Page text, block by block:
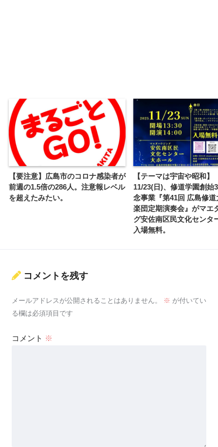
【要注意】広島市のコロナ感染者が
前週の1.5倍の286人。注意報レベル
を超えたみたい。
【テーマは宇宙や昭和】
11/23(日)、修道学園創始
念事業『第41回 広島修
楽団定期演奏会』がマエ
グ安佐南区民文化センタ
入場無料。
コメントを残す
メールアドレスが公開されることはありません。 ※ が付いてい
る欄は必須項目です
コメント ※